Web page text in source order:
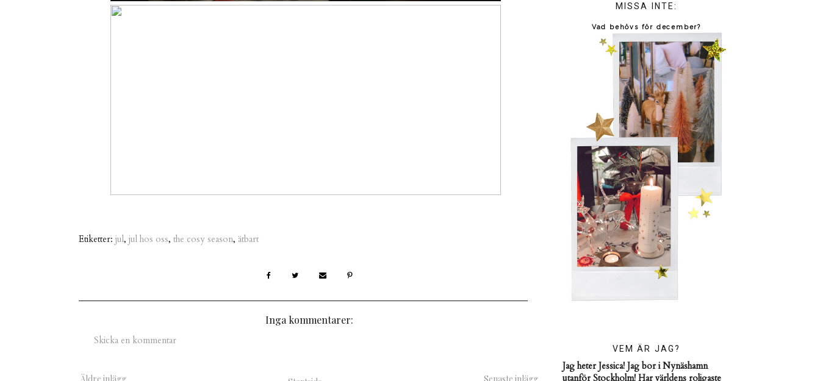
Etiketter: jul, jul hos oss, the cosy season, ätbart
Inga kommentarer:
Skicka en kommentar
MISSA INTE:
Vad behövs för december?
VEM ÄR JAG?
Jag heter Jessica! Jag bor i Nynäshamn
utanför Stockholm! Har världens roligaste